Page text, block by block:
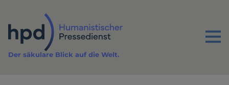
Inhalt
Menu
Der säkulare Blick auf die Welt.